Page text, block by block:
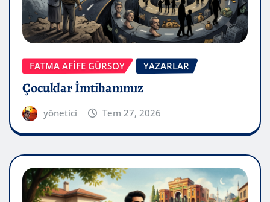
FATMA AFİFE GÜRSOY YAZARLAR
Çocuklar İmtihanımız
yönetici Tem 27, 2026